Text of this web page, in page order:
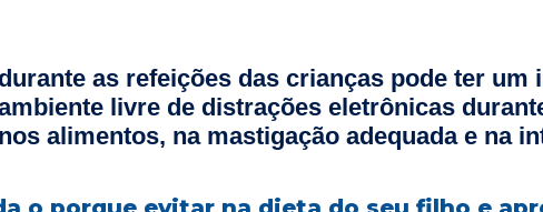
as refeições das crianças pode ter
livre de distrações eletrônicas
alimentos, na mastigação adequada e na